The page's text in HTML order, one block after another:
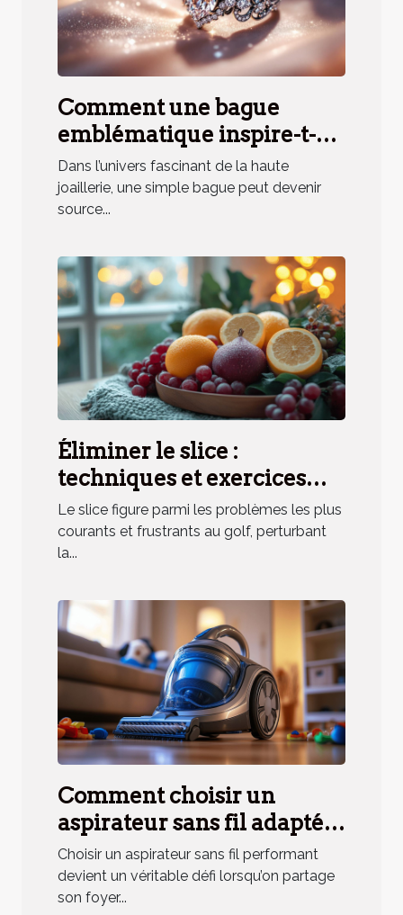
Comment une bague
emblématique inspire-t-
elle un parfum unique ?
Dans l’univers fascinant de la haute
joaillerie, une simple bague peut devenir
source...
Éliminer le slice :
techniques et exercices
pratiques
Le slice figure parmi les problèmes les plus
courants et frustrants au golf, perturbant
la...
Comment choisir un
aspirateur sans fil adapté
aux besoins des ménages
avec animaux ?
Choisir un aspirateur sans fil performant
devient un véritable défi lorsqu’on partage
son foyer...